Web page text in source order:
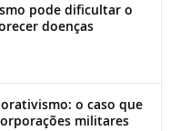
pode dificultar o
doenças
o caso que
militares